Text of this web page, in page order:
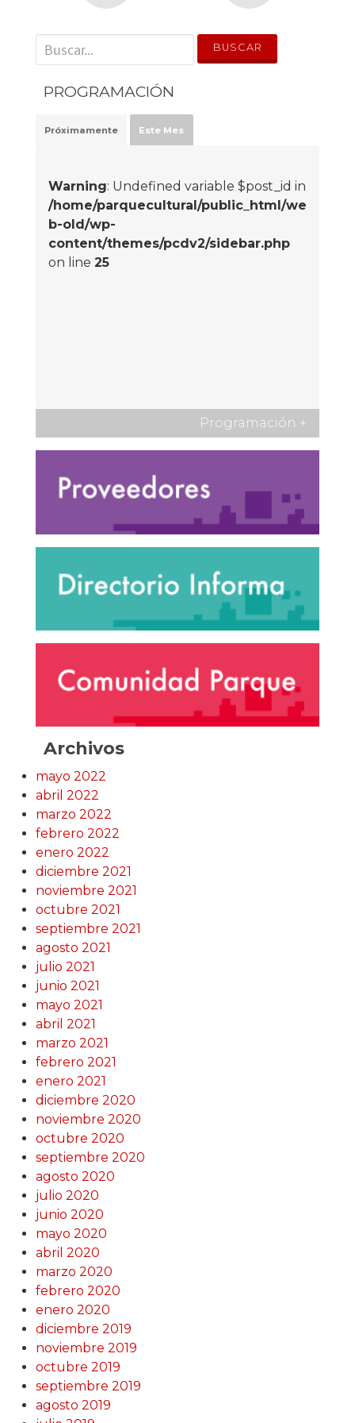
' . __('Search for:') . '
PROGRAMACIÓN
Próximamente Este Mes
Warning: Undefined variable $post_id in
/home/parquecultural/public_html/we
b-old/wp-
content/themes/pcdv2/sidebar.php
on line 25
Programación +
Archivos
mayo 2022
abril 2022
marzo 2022
febrero 2022
enero 2022
diciembre 2021
noviembre 2021
octubre 2021
septiembre 2021
agosto 2021
julio 2021
junio 2021
mayo 2021
abril 2021
marzo 2021
febrero 2021
enero 2021
diciembre 2020
noviembre 2020
octubre 2020
septiembre 2020
agosto 2020
julio 2020
junio 2020
mayo 2020
abril 2020
marzo 2020
febrero 2020
enero 2020
diciembre 2019
noviembre 2019
octubre 2019
septiembre 2019
agosto 2019